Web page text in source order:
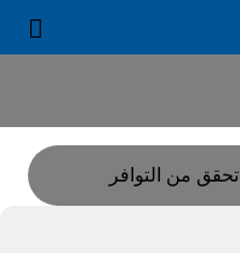

تحقق من التوافر